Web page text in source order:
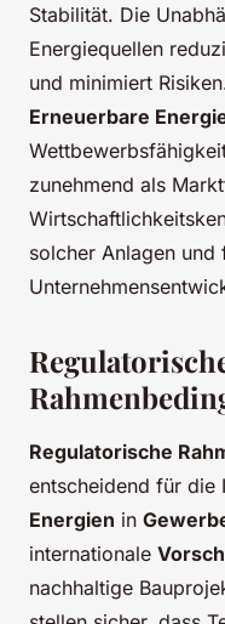
Stabilität. Die
Energiequellen
und minimiert
Erneuerbare
zunehmend als
solcher Anlagen
Regulatorische
entscheidend für die
Energien in
internationale
nachhaltige